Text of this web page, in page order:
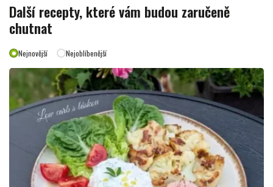
Další recepty, které vám budou zaručeně
chutnat
Nejnovější Nejoblíbenější